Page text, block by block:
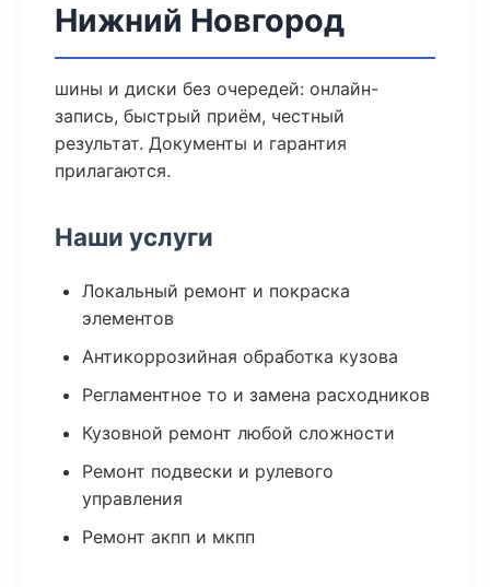
Нижний Новгород
шины и диски без очередей: онлайн-
запись, быстрый приём, честный
результат. Документы и гарантия
прилагаются.
Наши услуги
Локальный ремонт и покраска
элементов
Антикоррозийная обработка кузова
Регламентное то и замена расходников
Кузовной ремонт любой сложности
Ремонт подвески и рулевого
управления
Ремонт акпп и мкпп